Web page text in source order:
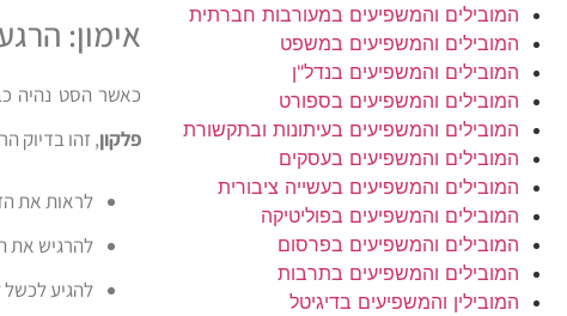
המובילים והמשפיעים במעורבות חברתית
המובילים והמשפיעים במשפט
המובילים והמשפיעים בנדל"ן
המובילים והמשפיעים בספורט
המובילים והמשפיעים בעיתונות ובתקשורת
המובילים והמשפיעים בעסקים
המובילים והמשפיעים בעשייה ציבורית
המובילים והמשפיעים בפוליטיקה
המובילים והמשפיעים בפרסום
המובילים והמשפיעים בתרבות
המובילין והמשפיעים בדיגיטל
אימון:
כאשר הסט נהיה
פלקון, זהו בדיוק
לראות את
להרגיש את
להגיע